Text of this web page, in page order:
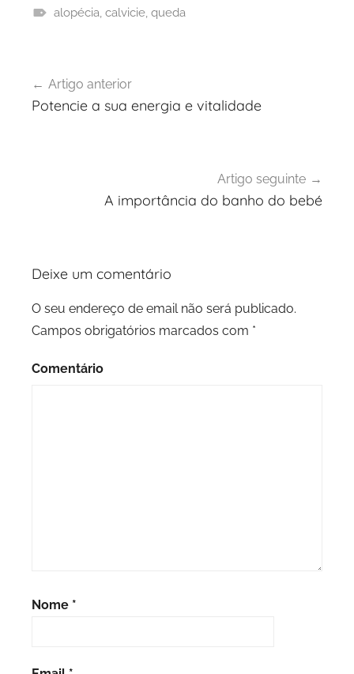
alopécia calvicie, queda
de
Artigo anterior
Potencie a sua energia e vitalidade
Artigo seguinte
A importância do banho do bebé
Deixe um comentário
O seu endereço de email não será publicado.
Campos obrigatórios marcados com *
Comentário
Nome *